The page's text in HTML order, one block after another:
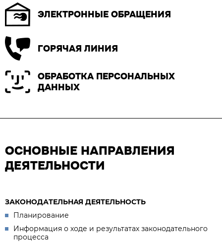
ЭЛЕКТРОННЫЕ ОБРАЩЕНИЯ
ГОРЯЧАЯ ЛИНИЯ
ОБРАБОТКА ПЕРСОНАЛЬНЫХ
ДАННЫХ
ОСНОВНЫЕ НАПРАВЛЕНИЯ
ДЕЯТЕЛЬНОСТИ
ЗАКОНОДАТЕЛЬНАЯ ДЕЯТЕЛЬНОСТЬ
Планирование
Информация о ходе и результатах законодательного
процесса